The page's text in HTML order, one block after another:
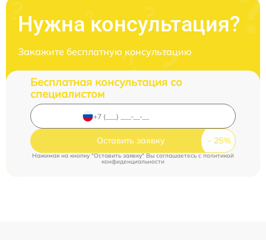
Нужна консультация?
Закажите бесплатную консультацию
Бесплатная консультация со
специалистом
Оставить заявку
Нажимая на кнопку "Оставить заявку" Вы соглашаетесь cполитикой
конфиденциальности